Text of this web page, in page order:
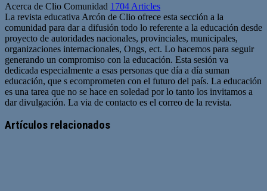
Acerca de Clio Comunidad 1704 Articles
La revista educativa Arcón de Clio ofrece esta sección a la
comunidad para dar a difusión todo lo referente a la educación desde
proyecto de autoridades nacionales, provinciales, municipales,
organizaciones internacionales, Ongs, ect. Lo hacemos para seguir
generando un compromiso con la educación. Esta sesión va
dedicada especialmente a esas personas que día a día suman
educación, que s ecomprometen con el futuro del país. La educación
es una tarea que no se hace en soledad por lo tanto los invitamos a
dar divulgación. La via de contacto es el correo de la revista.
web
Artículos relacionados